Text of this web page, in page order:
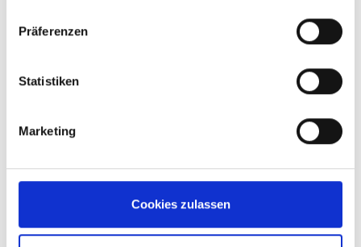
Präferenzen
Statistiken
Marketing
Cookies zulassen
Metallschale 24 schwarz - DEBORA